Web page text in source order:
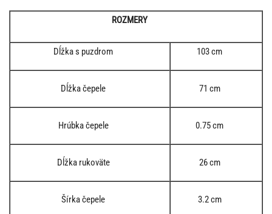
ROZMERY
Dĺžka s puzdrom 103 cm
Dĺžka čepele 71 cm
Hrúbka čepele 0.75 cm
Dĺžka rukoväte 26 cm
Šírka čepele 3.2 cm